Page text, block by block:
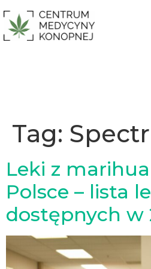
Tag:
Leki z
Polsce – lista
dostępnych w